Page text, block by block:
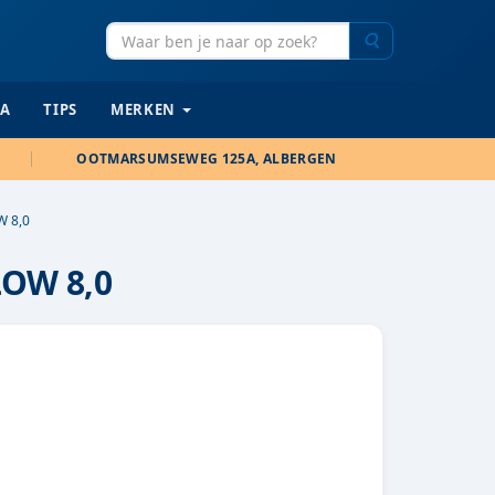
TIPS MERKEN
OOTMARSUMSEWEG 125A, ALBERGEN
8,0
8,0